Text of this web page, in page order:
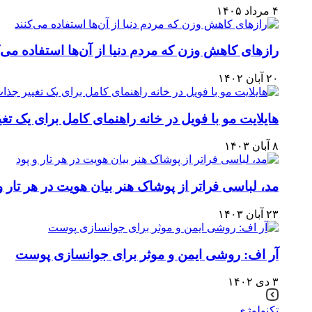
۴ مرداد ۱۴۰۵
رازهای کاهش وزن که مردم دنیا از آن‌ها استفاده
۲۰ آبان ۱۴۰۲
هایلایت مو با فویل در خانه راهنمای کامل برای یک
۸ آبان ۱۴۰۳
مد، لباسی فراتر از پوشاک هنر بیان هویت در هر تار
۲۳ آبان ۱۴۰۳
آر اف: روشی ایمن و موثر برای جوانسازی پوست
۳ دی ۱۴۰۲